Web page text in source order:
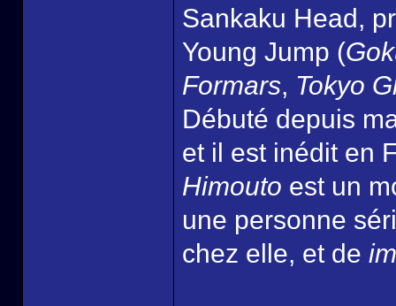
Sankaku Head,
Young Jump (
Formars, Tokyo
Débuté depuis
et il est inédit en
Himouto est un
une personne
chez elle, et de